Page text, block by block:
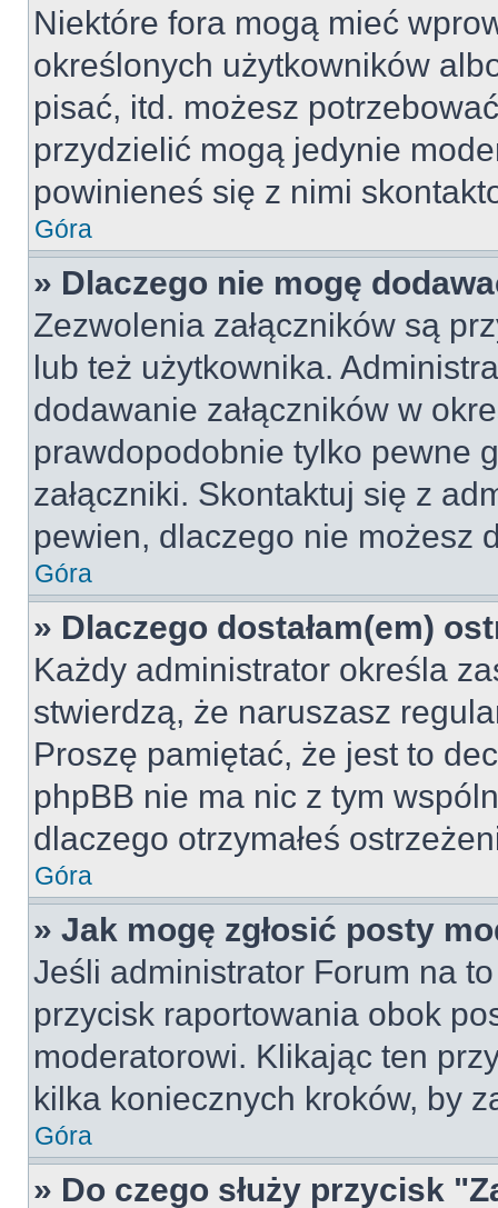
Niektóre fora mogą mieć
określonych użytkowników
pisać, itd. możesz
przydzielić mogą jedynie
powinieneś się z nimi
Góra
» Dlaczego nie mogę
Zezwolenia załączników są
lub też użytkownika.
dodawanie załączników w
prawdopodobnie tylko pewne
załączniki. Skontaktuj się z
pewien, dlaczego nie możesz
Góra
» Dlaczego dostałam(em)
Każdy administrator określa
stwierdzą, że naruszasz
Proszę pamiętać, że jest to
phpBB nie ma nic z tym
dlaczego otrzymałeś
Góra
» Jak mogę zgłosić posty
Jeśli administrator Forum na
przycisk raportowania obok
moderatorowi. Klikając ten
kilka koniecznych kroków, by
Góra
» Do czego służy przycisk